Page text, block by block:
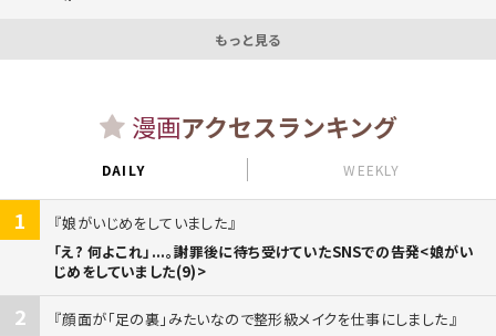
もっと見る
漫画アクセスランキング
DAILY WEEKLY
1
娘がいじめをしていました
「え? 何よこれ」...。謝罪後に待ち受けていたSNSでの告発<娘がい
じめをしていました(9)>
2
顔面が「足の裏」みたいなので整形級メイクを仕事にしました